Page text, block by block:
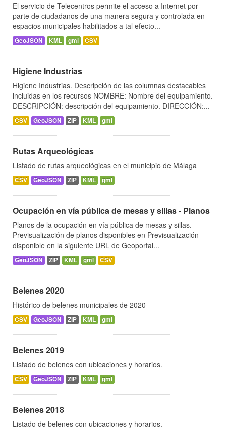
El servicio de Telecentros permite el acceso a Internet por
parte de ciudadanos de una manera segura y controlada en
espacios municipales habilitados a tal efecto...
GeoJSON KML gml CSV
Higiene Industrias
Higiene Industrias. Descripción de las columnas destacables
incluidas en los recursos NOMBRE: Nombre del equipamiento.
DESCRIPCIÓN: descripción del equipamiento. DIRECCIÓN:...
CSV GeoJSON ZIP KML gml
Rutas Arqueológicas
Listado de rutas arqueológicas en el municipio de Málaga
CSV GeoJSON ZIP KML gml
Ocupación en vía pública de mesas y sillas - Planos
Planos de la ocupación en vía pública de mesas y sillas.
Previsualización de planos disponibles en Previsualización
disponible en la siguiente URL de Geoportal...
GeoJSON ZIP KML gml CSV
Belenes 2020
Histórico de belenes municipales de 2020
CSV GeoJSON ZIP KML gml
Belenes 2019
Listado de belenes con ubicaciones y horarios.
CSV GeoJSON ZIP KML gml
Belenes 2018
Listado de belenes con ubicaciones y horarios.